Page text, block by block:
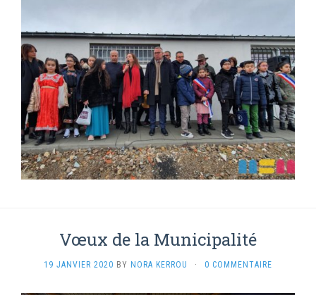
Vœux de la Municipalité
19 JANVIER 2020 BY NORA KERROU · 0 COMMENTAIRE